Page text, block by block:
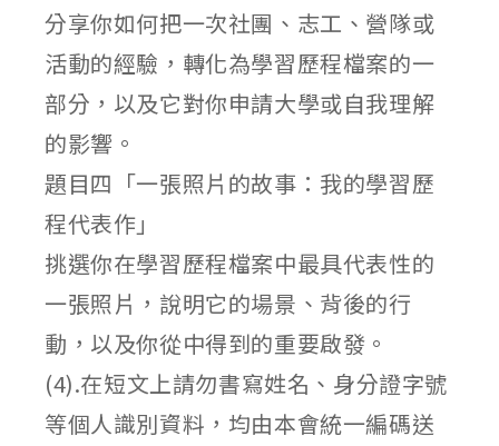
分享你如何把一次社團、志工、營隊或
活動的經驗，轉化為學習歷程檔案的一
部分，以及它對你申請大學或自我理解
的影響。
題目四「一張照片的故事：我的學習歷
程代表作」
挑選你在學習歷程檔案中最具代表性的
一張照片，說明它的場景、背後的行
動，以及你從中得到的重要啟發。
(4).在短文上請勿書寫姓名、身分證字號
等個人識別資料，均由本會統一編碼送